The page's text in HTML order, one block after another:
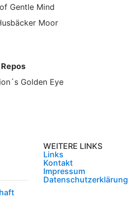
Gentle Mind
Moor
Golden Eye
WEITERE LINKS
Links
Kontakt
Impressum
Datenschutzerklärung